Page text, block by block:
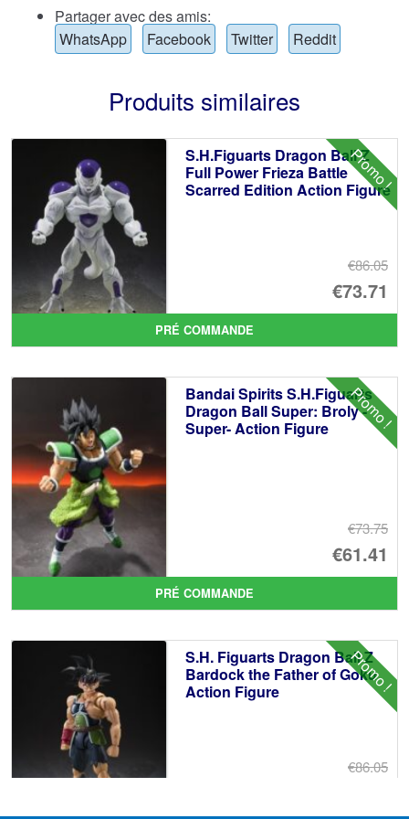
Partager avec des amis:
WhatsApp
Facebook Twitter Reddit
Produits similaires
Promo !
S.H.Figuarts Dragon Ball Z
Full Power Frieza Battle
Scarred Edition Action Figure
€86.05
€73.71
Le
PRÉ COMMANDE
Promo !
Bandai Spirits S.H.Figuarts
Dragon Ball Super: Broly -
Super- Action Figure
€73.75
€61.41
Le
PRÉ COMMANDE
Promo !
S.H. Figuarts Dragon Ball Z
Bardock the Father of Goku
Action Figure
€86.05